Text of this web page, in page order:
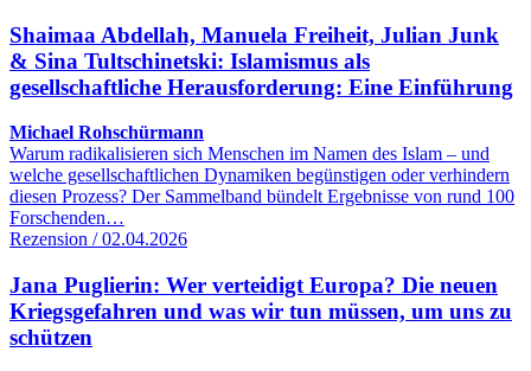
Shaimaa Abdellah, Manuela Freiheit, Julian Junk
& Sina Tultschinetski: Islamismus als
gesellschaftliche Herausforderung: Eine Einführung
Michael Rohschürmann
Warum radikalisieren sich Menschen im Namen des Islam – und
welche gesellschaftlichen Dynamiken begünstigen oder verhindern
diesen Prozess? Der Sammelband bündelt Ergebnisse von rund 100
Forschenden…
Rezension / 02.04.2026
Jana Puglierin: Wer verteidigt Europa? Die neuen
Kriegsgefahren und was wir tun müssen, um uns zu
schützen